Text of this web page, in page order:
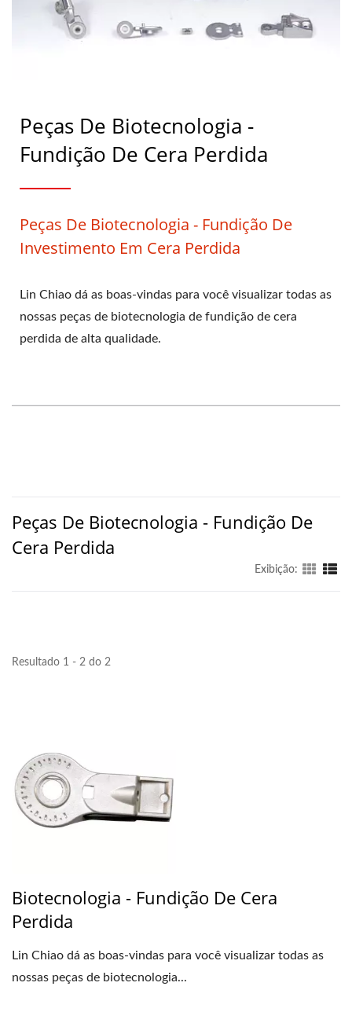
Peças De Biotecnologia -
Fundição De Cera Perdida
Peças De Biotecnologia - Fundição De
Investimento Em Cera Perdida
Lin Chiao dá as boas-vindas para você visualizar todas as
nossas peças de biotecnologia de fundição de cera
perdida de alta qualidade.
Peças De Biotecnologia - Fundição De
Cera Perdida
Exibição:
Resultado 1 - 2 do 2
Biotecnologia - Fundição De Cera
Perdida
Lin Chiao dá as boas-vindas para você visualizar todas as
nossas peças de biotecnologia...